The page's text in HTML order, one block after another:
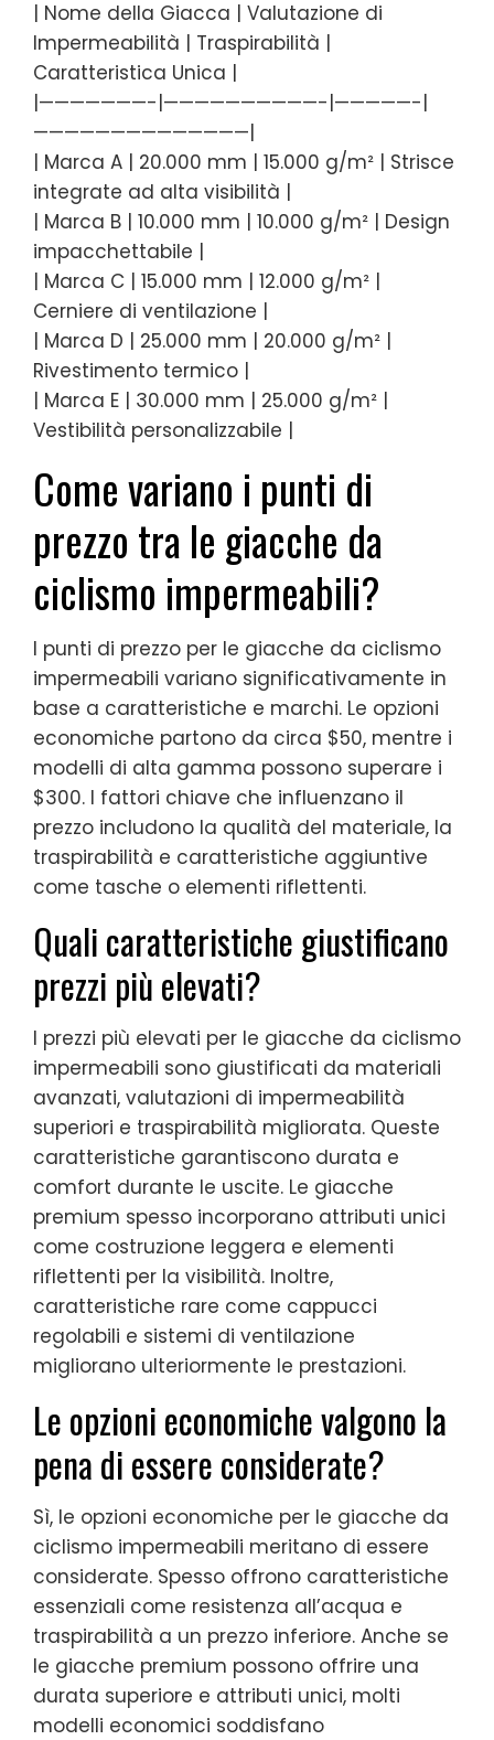
| Nome della Giacca | Valutazione di
Impermeabilità | Traspirabilità |
Caratteristica Unica |
|———————-|——————————-|—————-|
——————————————|
| Marca A | 20.000 mm | 15.000 g/m² | Strisce
integrate ad alta visibilità |
| Marca B | 10.000 mm | 10.000 g/m² | Design
impacchettabile |
| Marca C | 15.000 mm | 12.000 g/m² |
Cerniere di ventilazione |
| Marca D | 25.000 mm | 20.000 g/m² |
Rivestimento termico |
| Marca E | 30.000 mm | 25.000 g/m² |
Vestibilità personalizzabile |
Come variano i punti di
prezzo tra le giacche da
ciclismo impermeabili?
I punti di prezzo per le giacche da ciclismo
impermeabili variano significativamente in
base a caratteristiche e marchi. Le opzioni
economiche partono da circa $50, mentre i
modelli di alta gamma possono superare i
$300. I fattori chiave che influenzano il
prezzo includono la qualità del materiale, la
traspirabilità e caratteristiche aggiuntive
come tasche o elementi riflettenti.
Quali caratteristiche giustificano
prezzi più elevati?
I prezzi più elevati per le giacche da ciclismo
impermeabili sono giustificati da materiali
avanzati, valutazioni di impermeabilità
superiori e traspirabilità migliorata. Queste
caratteristiche garantiscono durata e
comfort durante le uscite. Le giacche
premium spesso incorporano attributi unici
come costruzione leggera e elementi
riflettenti per la visibilità. Inoltre,
caratteristiche rare come cappucci
regolabili e sistemi di ventilazione
migliorano ulteriormente le prestazioni.
Le opzioni economiche valgono la
pena di essere considerate?
Sì, le opzioni economiche per le giacche da
ciclismo impermeabili meritano di essere
considerate. Spesso offrono caratteristiche
essenziali come resistenza all’acqua e
traspirabilità a un prezzo inferiore. Anche se
le giacche premium possono offrire una
durata superiore e attributi unici, molti
modelli economici soddisfano